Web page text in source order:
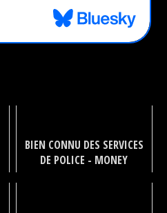
BIEN CONNU DES SERVICES
DE POLICE - MONEY